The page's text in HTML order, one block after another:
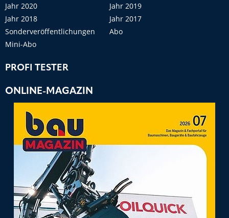
Jahr 2020
Jahr 2019
Jahr 2018
Jahr 2017
Sonderveröffentlichungen
Abo
Mini-Abo
PROFI TESTER
ONLINE-MAGAZIN